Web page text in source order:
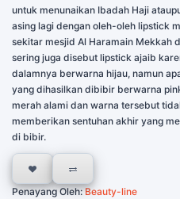
untuk menunaikan Ibadah Haji
asing lagi dengan oleh-oleh lipstick
sekitar mesjid Al Haramain Mekkah
sering juga disebut lipstick ajaib
dalamnya berwarna hijau, namun
yang dihasilkan dibibir berwarna
merah alami dan warna tersebut
memberikan sentuhan akhir yang
di bibir.
Penayang Oleh:Beauty-line